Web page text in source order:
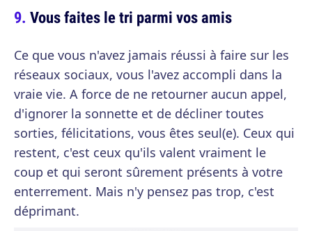
Vous faites le tri parmi vos amis
Ce que vous n'avez jamais réussi à faire sur les
réseaux sociaux, vous l'avez accompli dans la
vraie vie. A force de ne retourner aucun appel,
d'ignorer la sonnette et de décliner toutes
sorties, félicitations, vous êtes seul(e). Ceux qui
restent, c'est ceux qu'ils valent vraiment le
coup et qui seront sûrement présents à votre
enterrement. Mais n'y pensez pas trop, c'est
déprimant.